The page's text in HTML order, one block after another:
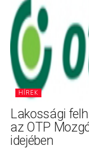
HÍREK
Lakossági
az OTP
idejében